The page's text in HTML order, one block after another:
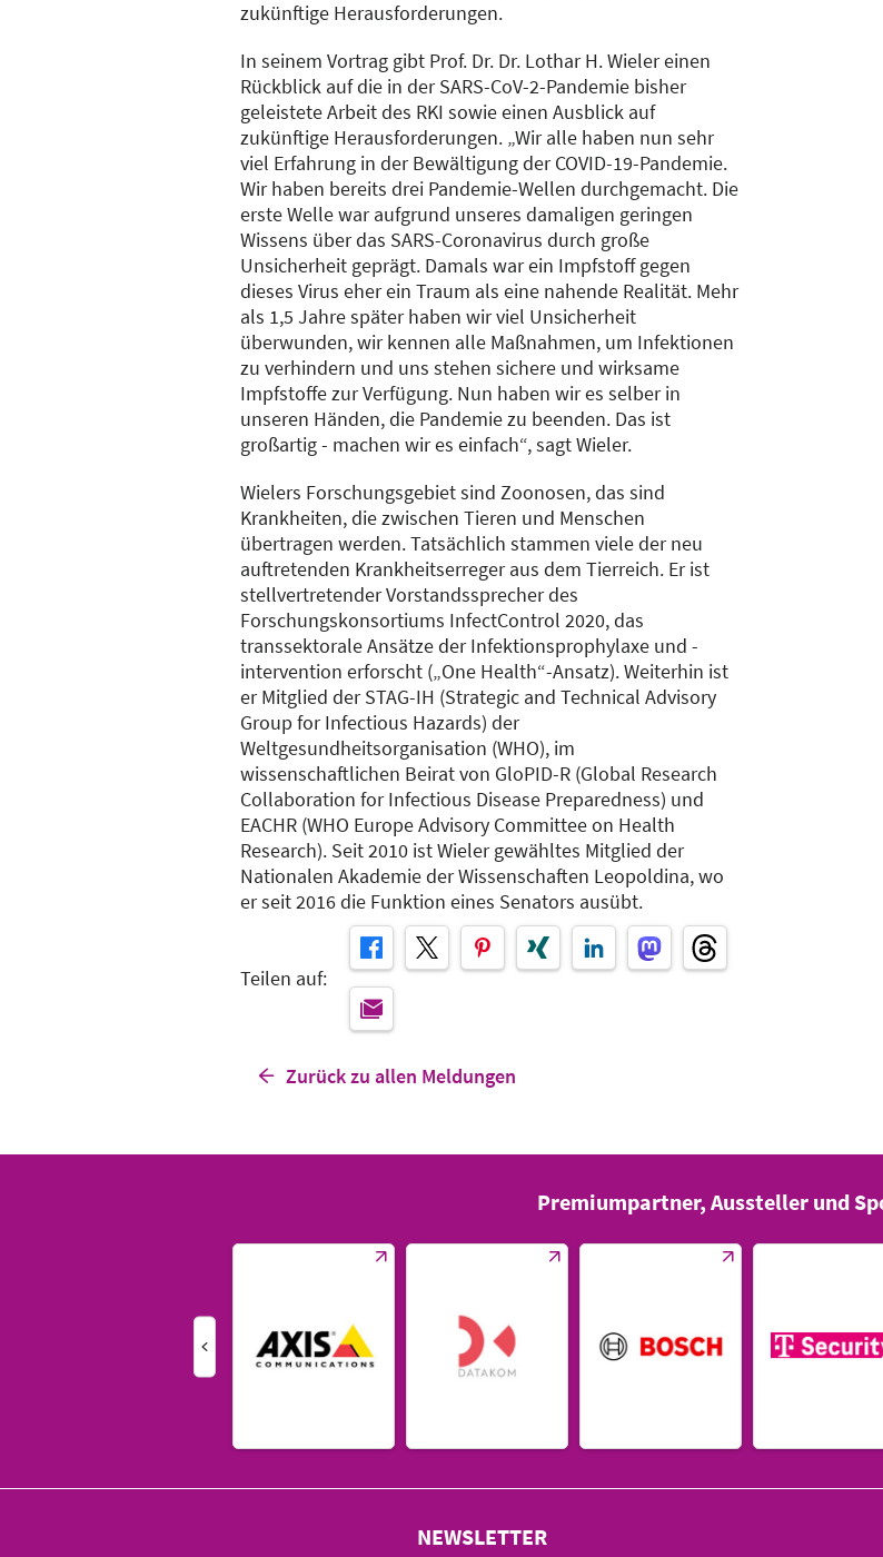
zukünftige Herausforderungen.
In seinem Vortrag gibt Prof. Dr. Dr. Lothar H. Wieler einen
Rückblick auf die in der SARS-CoV-2-Pandemie bisher
geleistete Arbeit des RKI sowie einen Ausblick auf
zukünftige Herausforderungen. „Wir alle haben nun sehr
viel Erfahrung in der Bewältigung der COVID-19-Pandemie.
Wir haben bereits drei Pandemie-Wellen durchgemacht. Die
erste Welle war aufgrund unseres damaligen geringen
Wissens über das SARS-Coronavirus durch große
Unsicherheit geprägt. Damals war ein Impfstoff gegen
dieses Virus eher ein Traum als eine nahende Realität. Mehr
als 1,5 Jahre später haben wir viel Unsicherheit
überwunden, wir kennen alle Maßnahmen, um Infektionen
zu verhindern und uns stehen sichere und wirksame
Impfstoffe zur Verfügung. Nun haben wir es selber in
unseren Händen, die Pandemie zu beenden. Das ist
großartig - machen wir es einfach“, sagt Wieler.
Wielers Forschungsgebiet sind Zoonosen, das sind
Krankheiten, die zwischen Tieren und Menschen
übertragen werden. Tatsächlich stammen viele der neu
auftretenden Krankheitserreger aus dem Tierreich. Er ist
stellvertretender Vorstandssprecher des
Forschungskonsortiums InfectControl 2020, das
transsektorale Ansätze der Infektionsprophylaxe und -
intervention erforscht („One Health“-Ansatz). Weiterhin ist
er Mitglied der STAG-IH (Strategic and Technical Advisory
Group for Infectious Hazards) der
Weltgesundheitsorganisation (WHO), im
wissenschaftlichen Beirat von GloPID-R (Global Research
Collaboration for Infectious Disease Preparedness) und
EACHR (WHO Europe Advisory Committee on Health
Research). Seit 2010 ist Wieler gewähltes Mitglied der
Nationalen Akademie der Wissenschaften Leopoldina, wo
er seit 2016 die Funktion eines Senators ausübt.
Teilen auf:
Zurück zu allen Meldungen
Premiumpartner, Aussteller und
NEWSLETTER